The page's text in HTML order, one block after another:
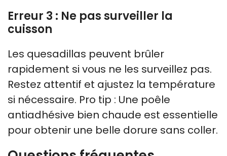
Erreur 3 : Ne pas surveiller la
cuisson
Les quesadillas peuvent brûler
rapidement si vous ne les surveillez pas.
Restez attentif et ajustez la température
si nécessaire. Pro tip : Une poêle
antiadhésive bien chaude est essentielle
pour obtenir une belle dorure sans coller.